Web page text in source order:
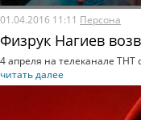
01.04.2016 11:11 Персона
Физрук Нагиев
4 апреля на телеканале ТНТ
читать далее